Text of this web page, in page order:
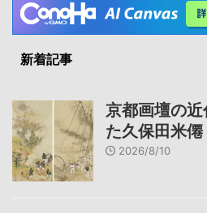
新着記事
京都画壇の
た久保田米僊
2026/8/10